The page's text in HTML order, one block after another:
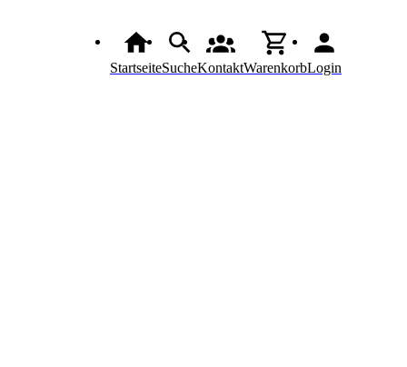
StartseiteSucheKontaktWarenkorbLogin